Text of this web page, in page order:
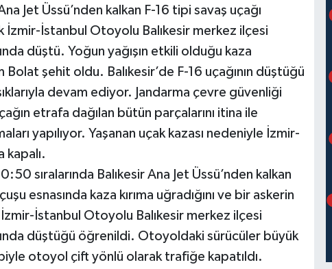
Jet Üssü’nden kalkan F-16 tipi savaş uçağı
İzmir-İstanbul Otoyolu Balıkesir merkez ilçesi
düştü. Yoğun yağışın etkili olduğu kaza
şehit oldu. Balıkesir’de F-16 uçağının düştüğü
devam ediyor. Jandarma çevre güvenliği
etrafa dağılan bütün parçalarını itina ile
yapılıyor. Yaşanan uçak kazası nedeniyle İzmir-
kapalı.
sıralarında Balıkesir Ana Jet Üssü’nden kalkan
esnasında kaza kırıma uğradığını ve bir askerin
İzmir-İstanbul Otoyolu Balıkesir merkez ilçesi
düştüğü öğrenildi. Otoyoldaki sürücüler büyük
otoyol çift yönlü olarak trafiğe kapatıldı.